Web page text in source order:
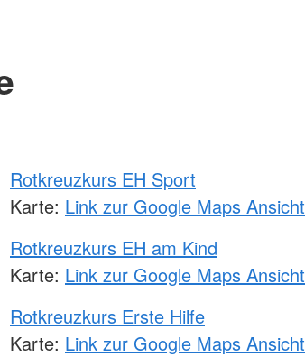
Rotkreuzkurs EH Sport
Karte: Link zur Google Maps Ansicht
Rotkreuzkurs EH am Kind
Karte: Link zur Google Maps Ansicht
Rotkreuzkurs Erste Hilfe
Karte: Link zur Google Maps Ansicht